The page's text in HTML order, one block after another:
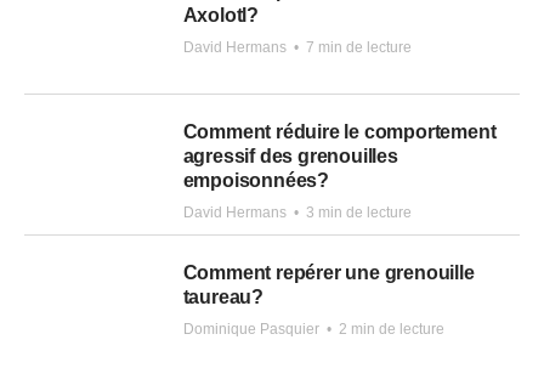
Axolotl?
David Hermans • 7 min de lecture
Comment réduire le comportement
agressif des grenouilles
empoisonnées?
David Hermans • 3 min de lecture
Comment repérer une grenouille
taureau?
Dominique Pasquier • 2 min de lecture